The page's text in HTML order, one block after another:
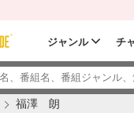
ジャンル チ
福澤 朗